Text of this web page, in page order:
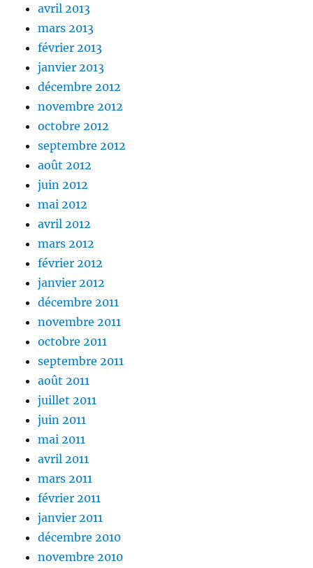
avril 2013
mars 2013
février 2013
janvier 2013
décembre 2012
novembre 2012
octobre 2012
septembre 2012
août 2012
juin 2012
mai 2012
avril 2012
mars 2012
février 2012
janvier 2012
décembre 2011
novembre 2011
octobre 2011
septembre 2011
août 2011
juillet 2011
juin 2011
mai 2011
avril 2011
mars 2011
février 2011
janvier 2011
décembre 2010
novembre 2010